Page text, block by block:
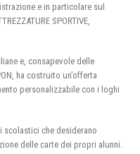
e in particolare sul
SPORTIVE,
e, consapevole delle
ha costruito un’offerta
personalizzabile con i loghi
che desiderano
delle carte dei propri alunni.